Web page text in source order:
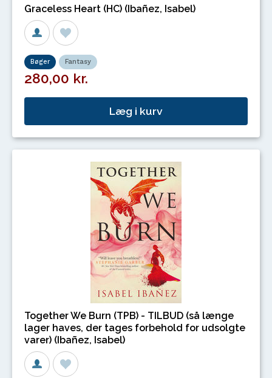
Graceless Heart (HC) (Ibañez, Isabel)
Bøger Fantasy
280,00 kr.
Læg i kurv
Together We Burn (TPB) - TILBUD (så længe
lager haves, der tages forbehold for udsolgte
varer) (Ibañez, Isabel)